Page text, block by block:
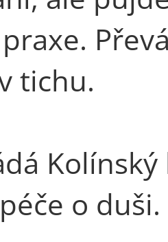
tichu.
o duši.